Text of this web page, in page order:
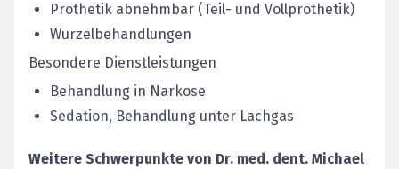
Prothetik abnehmbar (Teil- und Vollprothetik)
Wurzelbehandlungen
Besondere Dienstleistungen
Behandlung in Narkose
Sedation, Behandlung unter Lachgas
Weitere Schwerpunkte von Dr. med. dent. Michael